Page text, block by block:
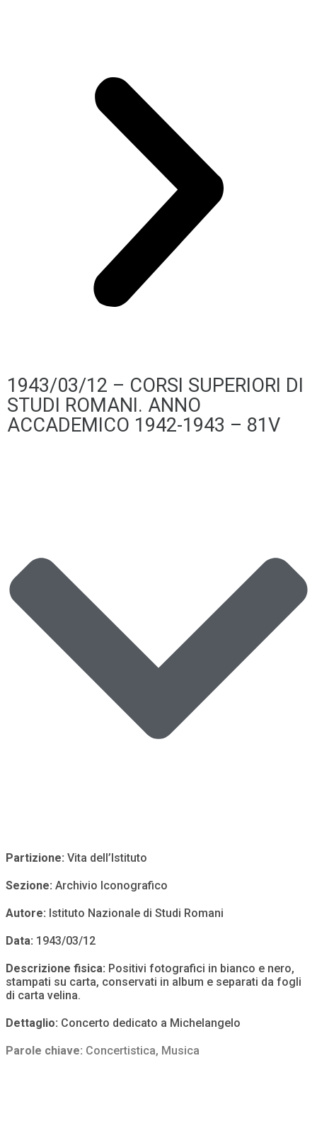
1943/03/12 – CORSI SUPERIORI DI
STUDI ROMANI. ANNO
ACCADEMICO 1942-1943 – 81V
Partizione: Vita dell’Istituto
Sezione: Archivio Iconografico
Autore: Istituto Nazionale di Studi Romani
Data: 1943/03/12
Descrizione fisica: Positivi fotografici in bianco e nero,
stampati su carta, conservati in album e separati da fogli
di carta velina.
Dettaglio: Concerto dedicato a Michelangelo
Parole chiave: Concertistica, Musica